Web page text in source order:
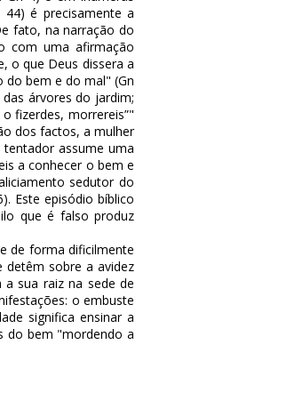
é precisamente a
fato, na narração do
com uma afirmação
o que Deus dissera a
bem e do mal" (Gn
árvores do jardim;
fizerdes, morrereis”"
dos factos, a mulher
assume uma
a conhecer o bem e
sedutor do
Este episódio bíblico
que é falso produz
de forma dificilmente
detêm sobre a avidez
sua raiz na sede de
o embuste
significa ensinar a
do bem "mordendo a